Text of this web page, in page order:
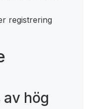
registrering
av hög